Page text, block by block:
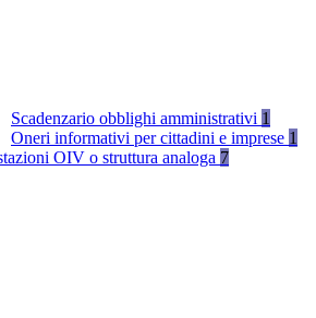
Scadenzario obblighi amministrativi 1
Oneri informativi per cittadini e imprese 1
OIV o struttura analoga 7